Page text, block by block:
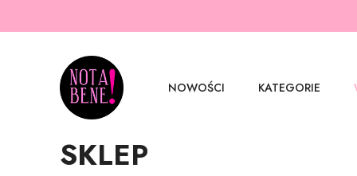
NOWOŚCI KATEGORIE
SKLEP